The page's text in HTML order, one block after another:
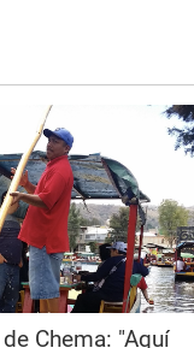
Chema: "Aquí